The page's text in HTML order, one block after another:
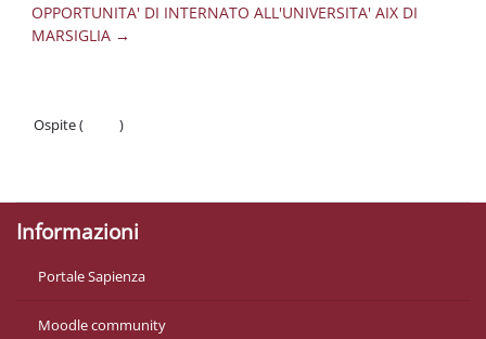
OPPORTUNITA' DI INTERNATO ALL'UNIVERSITA' AIX DI
MARSIGLIA →
Ospite (
)
Informazioni
Portale Sapienza
Moodle community